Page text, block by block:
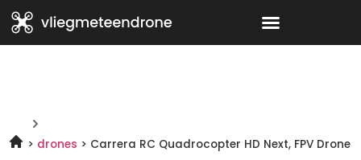
drones Carrera RC Quadrocopter HD Next, FPV Drone